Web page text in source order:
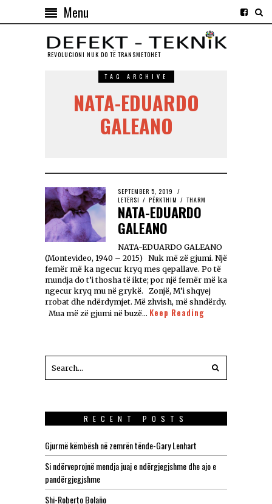
Menu
REVOLUCIONI NUK DO TЁ TRANSMETOHET
TAG ARCHIVE
NATA-EDUARDO
GALEANO
SEPTEMBER 5, 2019
LETËRSI / PËRKTHIM / THARM
NATA-EDUARDO
GALEANO
NATA-EDUARDO GALEANO
(Montevideo, 1940 – 2015) Nuk më zë gjumi. Një
femër më ka ngecur kryq mes qepallave. Po të
mundja do t’i thosha të ikte; por një femër më ka
ngecur kryq mu në grykë. Zonjë, M’i shqyej
rrobat dhe ndërdymjet. Më zhvish, më shndërdy.
Mua më zë gjumi në buzë… Keep Reading
RECENT POSTS
Gjurmë këmbësh në zemrën tënde-Gary Lenhart
Si ndërveprojnë mendja juaj e ndërgjegjshme dhe ajo e
pandërgjegjshme
Shi-Roberto Bolaño